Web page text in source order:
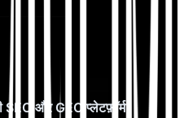
SEO और GEO प्लेटफ़ॉर्म